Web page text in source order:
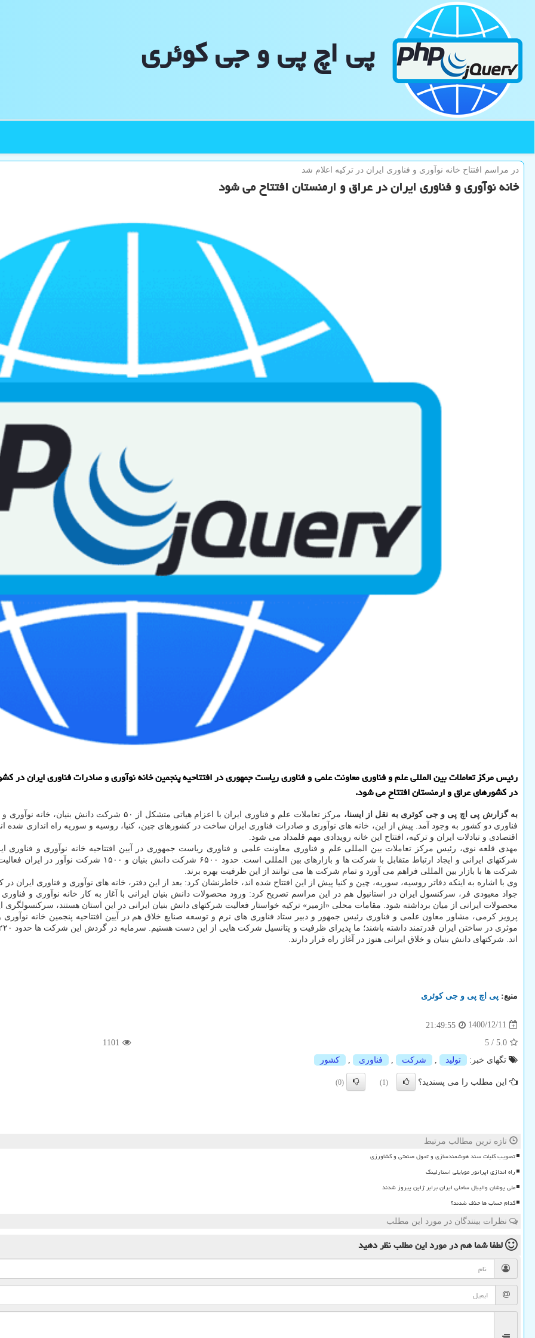
پی اچ پی و جی كوئری
در مراسم افتتاح خانه نوآوری و فناوری ایران در تركیه اعلام شد
خانه نوآوری و فناوری ایران در عراق و ارمنستان افتتاح می شود
رئیس مرکز تعاملات بین المللی علم و فناوری معاونت علمی و فناوری ریاست جمهوری در افتتاحیه پنجمین خانه نوآوری و صادرات فناوری ایران در
در کشورهای عراق و ارمنستان افتتاح می شود.
به گزارش پی اچ پی و جی کوئری به نقل از ایسنا،
مرکز تعاملات علم و فناوری ایران با اعزام هیاتی
فناوری دو کشور به وجود آمد. پیش از این، خانه های نوآوری و صادرات فناوری ایران ساخت در کشورهای چین، کنیا، روسیه و سوریه راه اندازی شده
اقتصادی و تبادلات ایران و ترکیه، افتتاح این خانه رویدادی مهم قلمداد می شود.
مهدی قلعه نوی، رئیس مرکز تعاملات بین المللی علم و فناوری معاونت علمی و فناوری ریاست جمهوری در آیین افتتاحیه خانه نوآوری و
شرکتهای ایرانی و ایجاد ارتباط متقابل با شرکت ها و
شرکت ها با بازار بین المللی فراهم می آورد و تمام شرکت ها می توانند از این ظرفیت بهره برند.
وی با اشاره به اینکه دفاتر روسیه، سوریه، چین و کنیا پیش از این افتتاح شده اند، خاطرنشان کرد: بعد از این دفتر، خانه های نوآوری و فناوری ایران
جواد معبودی فر، سرکنسول ایران در استانبول هم در این مراسم تصریح کرد: ورود محصولات دانش بنیان ایرانی با آغاز به کار خانه نوآوری و
محصولات ایرانی از میان برداشته شود. مقامات محلی «ازمیر» ترکیه خواستار فعالیت شرکتهای دانش بنیان ایرانی در این استان هستند،
پرویز کرمی، مشاور معاون علمی و فناوری رئیس جمهور و دبیر ستاد فناوری های نرم و توسعه صنایع خلاق هم در آیین افتتاحیه پنجمین خانه نوآوری
اند. شرکتهای دانش بنیان و خلاق ایرانی هنوز در آغاز راه قرار دارند.
منبع: پی اچ پی و جی كوئری
1400/12/11
21:49:55
5.0
/
5
1101
تگهای خبر:
تولید , شركت , فناوری , كشور
این مطلب را می پسندید؟ (1)
(0)
تازه ترین مطالب مرتبط
تصویب کلیات سند هوشمندسازی و تحول صنعتی و کشاورزی
راه اندازی اپراتور موبایلی استارلینک
ملی پوشان والیبال ساحلی ایران برابر ژاپن پیروز شدند
کدام حساب ها حذف شدند؟
نظرات بینندگان در مورد این مطلب
لطفا شما همدر مورد این مطلبنظر دهید